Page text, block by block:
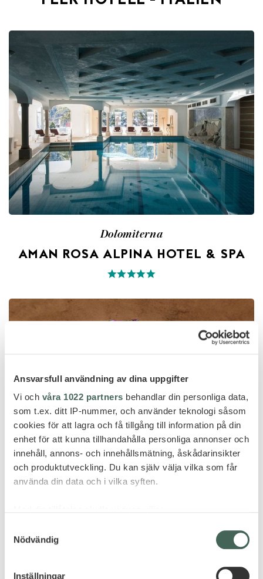
Ansvarsfull användning av dina uppgifter
Vi och våra 1022 partners behandlar din personliga data,
som t.ex. ditt IP-nummer, och använder teknologi såsom
cookies för att lagra och få tillgång till information på din
enhet för att kunna tillhandahålla personliga annonser och
innehåll, annons- och innehållsmätning, åskådarinsikter
och produktutveckling. Du kan själv välja vilka som får
använda din data och i vilka syften.
som kan ha en noggrannhet på upp till flera meter
Nödvändig
Inställningar
Dolomiterna
AMAN ROSA ALPINA HOTEL & SPA